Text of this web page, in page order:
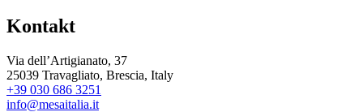
Kontakt
Via dell’Artigianato, 37
25039 Travagliato, Brescia, Italy
+39 030 686 3251
info@mesaitalia.it